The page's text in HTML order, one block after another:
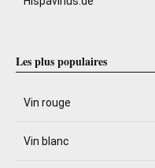
Les plus populaires
Vin rouge
Vin blanc